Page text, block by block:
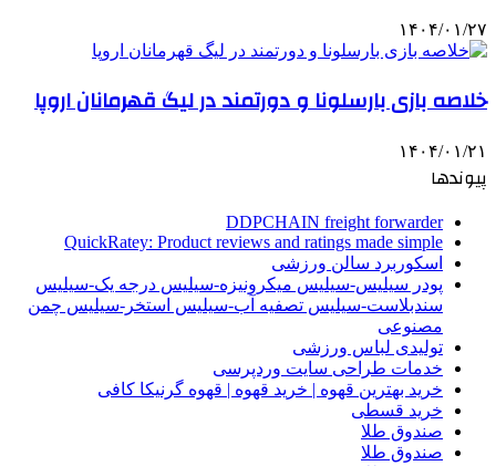
۱۴۰۴/۰۱/۲۷
خلاصه بازی بارسلونا و دورتمند در لیگ قهرمانان اروپا
۱۴۰۴/۰۱/۲۱
پیوندها
DDPCHAIN freight forwarder
QuickRatey: Product reviews and ratings made simple
اسکوربرد سالن ورزشی
پودر سیلیس-سیلیس میکرونیزه-سیلیس درجه یک-سیلیس
سندبلاست-سیلیس تصفیه آب-سیلیس استخر-سیلیس چمن
مصنوعی
تولیدی لباس ورزشی
خدمات طراحی سایت وردپرسی
خرید بهترین قهوه | خرید قهوه | قهوه گرنیکا کافی
خرید قسطی
صندوق طلا
صندوق طلا